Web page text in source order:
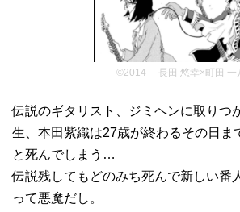
©2014 長田 悠幸×町田 一
伝説のギタリスト、ジミヘンに取りつ
生、本田紫織は27歳が終わるその日ま
と死んでしまう…
伝説残してもどのみち死んで新しい
って悪魔だし。